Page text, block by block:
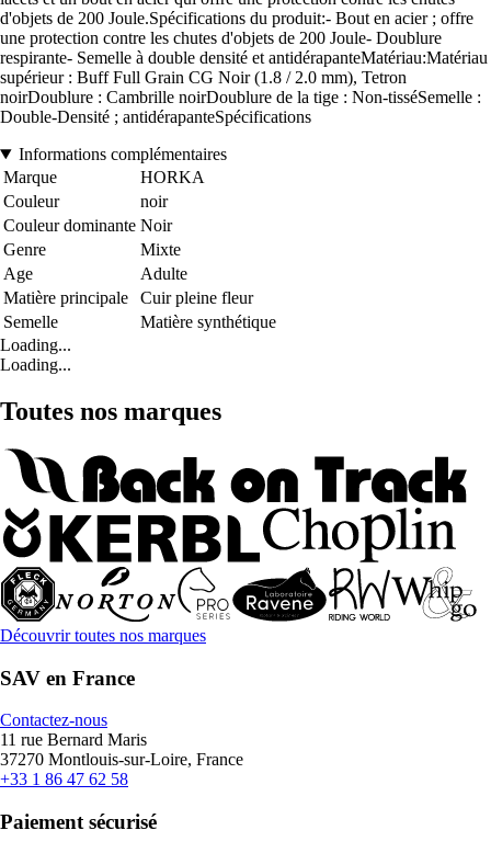
d'objets de 200 Joule.Spécifications du produit:- Bout en acier ; offre
une protection contre les chutes d'objets de 200 Joule- Doublure
respirante- Semelle à double densité et antidérapanteMatériau:Matériau
supérieur : Buff Full Grain CG Noir (1.8 / 2.0 mm), Tetron
noirDoublure : Cambrille noirDoublure de la tige : Non-tisséSemelle :
Double-Densité ; antidérapanteSpécifications
Informations complémentaires
Marque
HORKA
Couleur
noir
Couleur dominante Noir
Genre
Mixte
Age
Adulte
Matière principale
Cuir pleine fleur
Semelle
Matière synthétique
Loading...
Loading...
Toutes nos marques
Découvrir toutes nos marques
SAV en France
Contactez-nous
11 rue Bernard Maris
37270 Montlouis-sur-Loire, France
+33 1 86 47 62 58
Paiement sécurisé